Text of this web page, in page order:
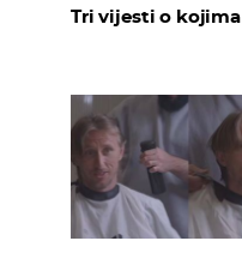
Tri vijesti o